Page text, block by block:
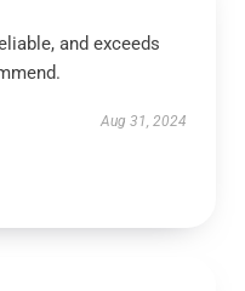
and exceeds
Aug 31, 2024